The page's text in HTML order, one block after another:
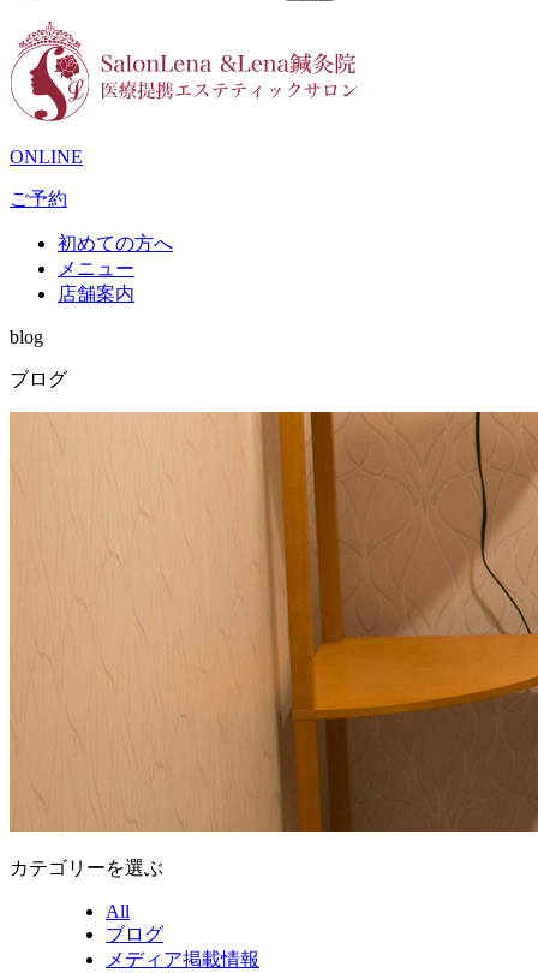
ONLINE
ご予約
初めての方へ
メニュー
店舗案内
blog
ブログ
カテゴリーを選ぶ
All
ブログ
メディア掲載情報